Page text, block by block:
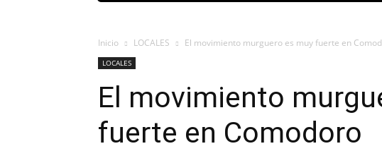
Inicio LOCALES El movimiento murguero es muy fuerte en
LOCALES
El movimiento
fuerte en Comodoro